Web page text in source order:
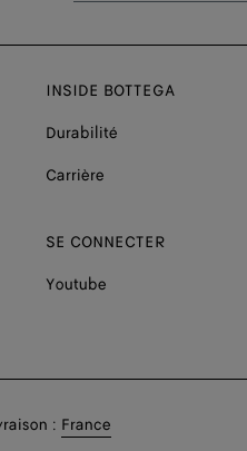
INSIDE BOTTEGA
Durabilité
Carrière
SE CONNECTER
Youtube
: France